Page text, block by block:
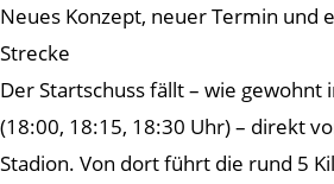
Neues Konzept, neuer Termin und
Strecke
Der Startschuss fällt – wie gewohnt
(18:00, 18:15, 18:30 Uhr) – direkt
Stadion. Von dort führt die rund 5